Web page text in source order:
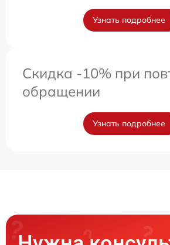
Узнать подробнее
Скидка -10% при
обращении
Узнать подробнее